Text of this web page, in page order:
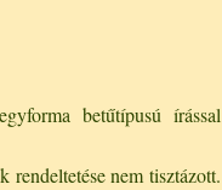
betűtípusú írással
nem tisztázott.